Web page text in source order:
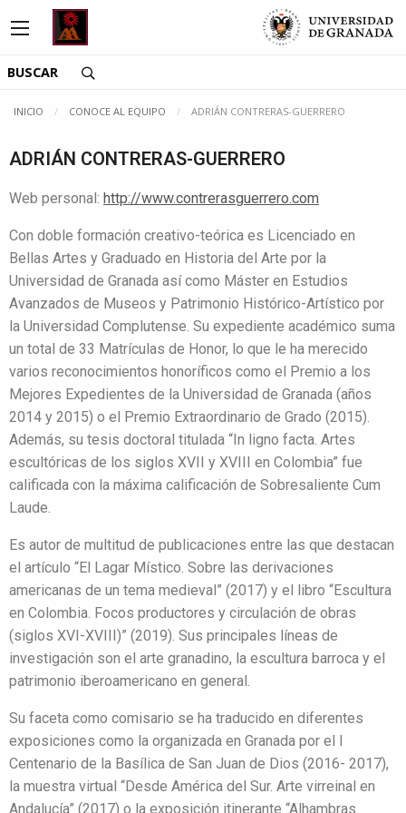
Saltar directamente al contenido
INICIO CONOCE AL EQUIPO ADRIÁN CONTRERAS-GUERRERO
ADRIÁN CONTRERAS-GUERRERO
Web personal: http://www.contrerasguerrero.com
Con doble formación creativo-teórica es Licenciado en
Bellas Artes y Graduado en Historia del Arte por la
Universidad de Granada así como Máster en Estudios
Avanzados de Museos y Patrimonio Histórico-Artístico por
la Universidad Complutense. Su expediente académico suma
un total de 33 Matrículas de Honor, lo que le ha merecido
varios reconocimientos honoríficos como el Premio a los
Mejores Expedientes de la Universidad de Granada (años
2014 y 2015) o el Premio Extraordinario de Grado (2015).
Además, su tesis doctoral titulada “In ligno facta. Artes
escultóricas de los siglos XVII y XVIII en Colombia” fue
calificada con la máxima calificación de Sobresaliente Cum
Laude.
Es autor de multitud de publicaciones entre las que destacan
el artículo “El Lagar Místico. Sobre las derivaciones
americanas de un tema medieval” (2017) y el libro “Escultura
en Colombia. Focos productores y circulación de obras
(siglos XVI-XVIII)” (2019). Sus principales líneas de
investigación son el arte granadino, la escultura barroca y el
patrimonio iberoamericano en general.
Su faceta como comisario se ha traducido en diferentes
exposiciones como la organizada en Granada por el I
Centenario de la Basílica de San Juan de Dios (2016- 2017),
la muestra virtual “Desde América del Sur. Arte virreinal en
Andalucía” (2017) o la exposición itinerante “Alhambras.